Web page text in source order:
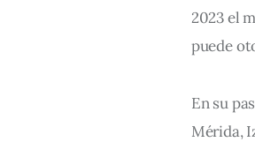
2023 el
puede
En su
Mérida,